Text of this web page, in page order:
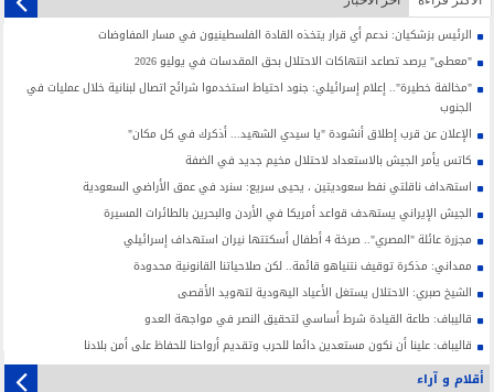
الرئيس بزشكيان: ندعم أي قرار يتخذه القادة الفلسطينيون في مسار المفاوضات
"معطى" يرصد تصاعد انتهاكات الاحتلال بحق المقدسات في يوليو 2026
"مخالفة خطيرة".. إعلام إسرائيلي: جنود احتياط استخدموا شرائح اتصال لبنانية خلال عمليات في
الجنوب
الإعلان عن قرب إطلاق أنشودة "يا سيدي الشهيد... أذكرك في كل مكان"
كاتس يأمر الجيش بالاستعداد لاحتلال مخيم جديد في الضفة
استهداف ناقلتي نفط سعوديتين ، يحيى سريع: سنرد في عمق الأراضي السعودية
الجيش الإيراني يستهدف قواعد أمريكا في الأردن والبحرين بالطائرات المسيرة
مجزرة عائلة "المصري".. صرخة 4 أطفال أسكتتها نيران استهداف إسرائيلي
ممداني: مذكرة توقيف نتنياهو قائمة.. لكن صلاحياتنا القانونية محدودة
الشيخ صبري: الاحتلال يستغل الأعياد اليهودية لتهويد الأقصى
قاليباف: طاعة القيادة شرط أساسي لتحقيق النصر في مواجهة العدو
قاليباف: علينا أن نكون مستعدين دائما للحرب وتقديم أرواحنا للحفاظ على أمن بلادنا
أقلام و آراء